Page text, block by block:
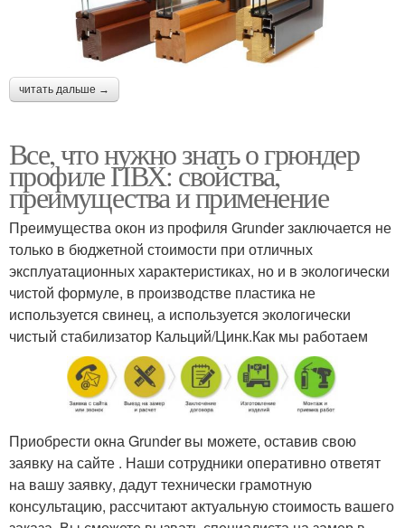
читать дальше →
Все, что нужно знать о грюндер
профиле ПВХ: свойства,
преимущества и применение
Преимущества окон из профиля Grunder заключается не
только в бюджетной стоимости при отличных
эксплуатационных характеристиках, но и в экологически
чистой формуле, в производстве пластика не
используется свинец, а используется экологически
чистый стабилизатор Кальций/Цинк.Как мы работаем
Приобрести окна Grunder вы можете, оставив свою
заявку на сайте . Наши сотрудники оперативно ответят
на вашу заявку, дадут технически грамотную
консультацию, рассчитают актуальную стоимость вашего